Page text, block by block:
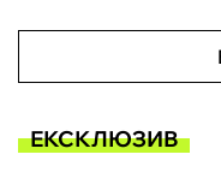
ЕКСКЛЮЗИВ